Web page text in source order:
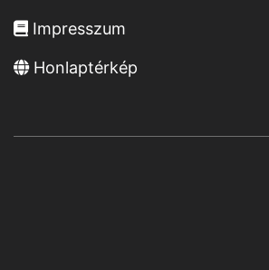
Impresszum
Honlaptérkép